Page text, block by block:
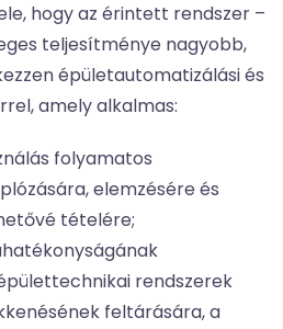
hogy az érintett rendszer –
teljesítménye nagyobb,
épületautomatizálási és
amely alkalmas:
folyamatos
elemzésére és
tételére;
rendszerek
feltárására, a